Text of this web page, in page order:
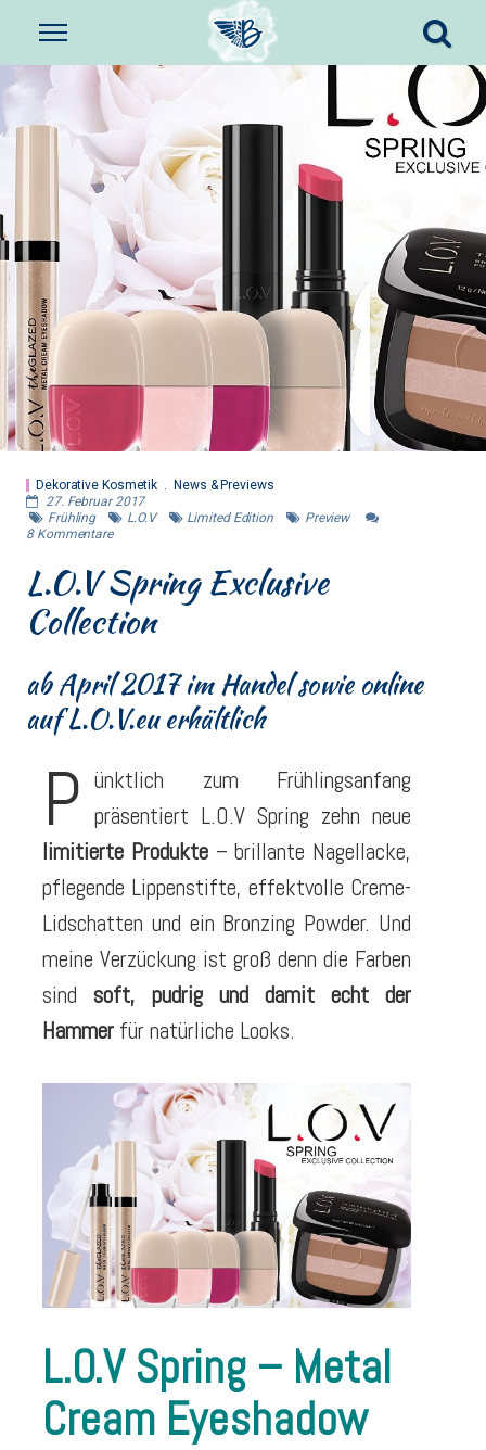
Dekorative Kosmetik
News & Previews
27. Februar 2017
Frühling
L.O.V Limited Edition
Preview
8 Kommentare
L.O.V Spring Exclusive
Collection
ab April 2017 im Handel sowie online
auf L.O.V.eu erhältlich
P ünktlich zum Frühlingsanfang
präsentiert L.O.V Spring zehn neue
limitierte Produkte– brillante Nagellacke,
pflegende Lippenstifte, effektvolle Creme-
Lidschatten und ein Bronzing Powder. Und
meine Verzückung ist groß denn die Farben
sind soft, pudrig und damit echt der
Hammer für natürliche Looks.
L.O.V Spring – Metal
Cream Eyeshadow